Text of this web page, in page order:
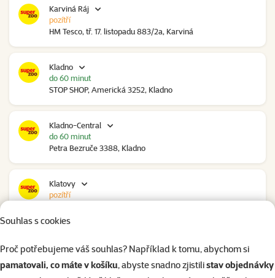
Souhlas s cookies
Proč potřebujeme váš souhlas? Například k tomu, abychom si
pamatovali, co máte v košíku, abyste snadno zjistilistav objednávky
Karviná Ráj
HM Tesco, tř. 17. listopadu 883/2a, Karviná
pozítří
Kladno
STOP SHOP, Americká 3252, Kladno
do 60 minut
Kladno-Central
Petra Bezruče 3388, Kladno
do 60 minut
Klatovy
pozítří
Polepská 979, Kolín
pozítří